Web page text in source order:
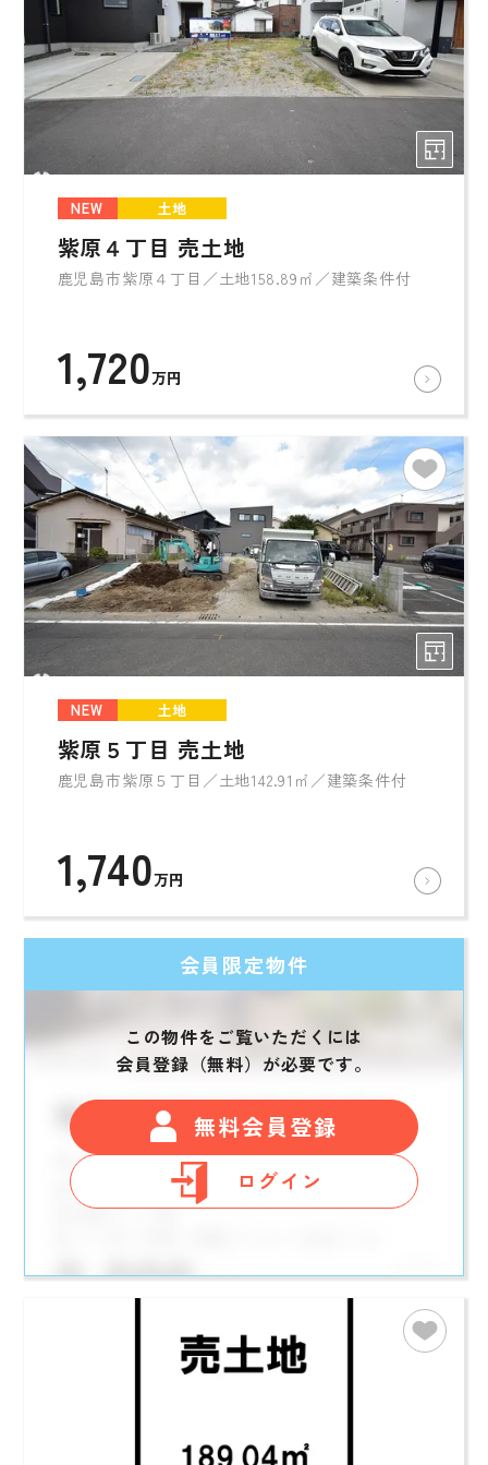
NEW 土地
紫原４丁目 売土地
鹿児島市紫原４丁目／土地158.89㎡／建築条件付
1,720万円
NEW 土地
紫原５丁目 売土地
鹿児島市紫原５丁目／土地142.91㎡／建築条件付
1,740万円
会員限定物件
この物件をご覧いただくには
会員登録（無料）が必要です。
無料会員登録
ログイン